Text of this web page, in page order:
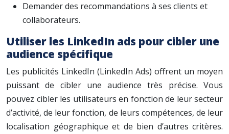
Demander des recommandations à ses clients et
collaborateurs.
Utiliser les LinkedIn ads pour cibler une
audience spécifique
Les publicités LinkedIn (LinkedIn Ads) offrent un moyen
puissant de cibler une audience très précise. Vous
pouvez cibler les utilisateurs en fonction de leur secteur
d’activité, de leur fonction, de leurs compétences, de leur
localisation géographique et de bien d’autres critères.